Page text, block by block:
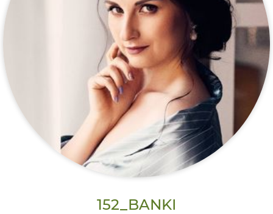
152_BANKI